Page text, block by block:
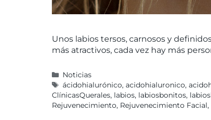
Unos labios tersos, carnosos y
más atractivos, cada vez hay más
Noticias
ácidohialurónico,acidohialuronico,
ClínicasQuerales, labios, labiosbonitos,
Rejuvenecimiento, Rejuvenecimiento Facial,